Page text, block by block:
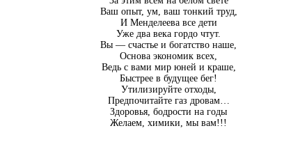
Ваш опыт, ум, ваш тонкий труд,
И Менделеева все дети
Уже два века гордо чтут.
Вы — счастье и богатство наше,
Основа экономик всех,
Ведь с вами мир юней и краше,
Быстрее в будущее бег!
Утилизируйте отходы,
Предпочитайте газ дровам…
Здоровья, бодрости на годы
Желаем, химики, мы вам!!!